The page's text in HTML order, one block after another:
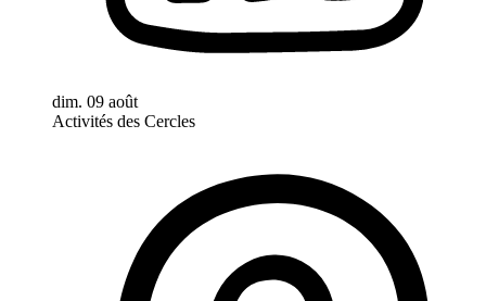
dim. 09 août
Activités des Cercles